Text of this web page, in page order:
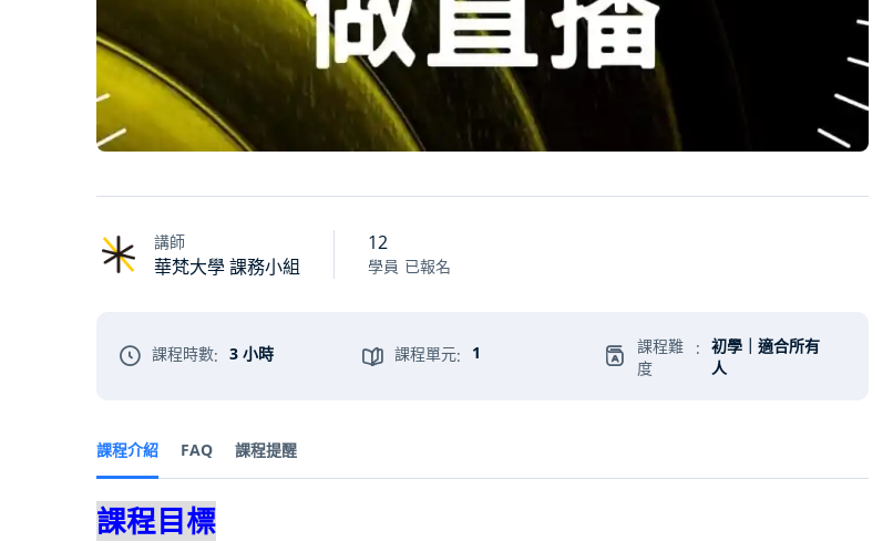
講師
華梵大學 課務小組
12
學員 已報名
課程時數: 3 小時 課程單元: 1
課程難
度
:
初學｜適合所有
人
課程介紹 FAQ 課程提醒
課程目標